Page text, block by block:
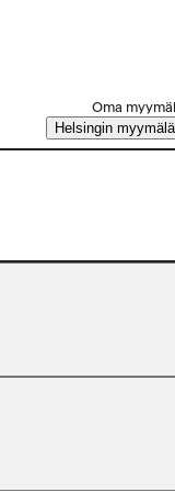
Oma
Helsingin myymälä